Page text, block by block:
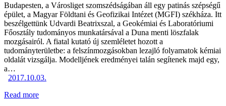
Budapesten, a Városliget szomszédságában áll egy patinás szépségű
épület, a Magyar Földtani és Geofizikai Intézet (MGFI) székháza. Itt
beszélgettünk Udvardi Beatrixszal, a Geokémiai és Laboratóriumi
Főosztály tudományos munkatársával a Duna menti löszfalak
mozgásairól. A fiatal kutató új szemléletet hozott a
tudományterületbe: a felszínmozgásokban lezajló folyamatok kémiai
oldalát vizsgálja. Modelljének eredményei talán segítenek majd egy,
a…
2017.10.03.
Read more